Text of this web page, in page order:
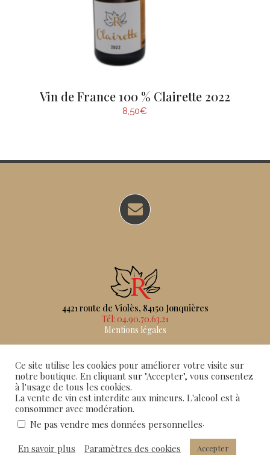
Vin de France 100 % Clairette 2022
8,50€
4421 route de Violès, 84150 Jonquières
Tél: 04.90.70.63.21
Mentions légales
Ce site utilise les cookies pour améliorer votre visite sur
notre boutique. En cliquant sur "Accepter", vous consentez
à l'usage de tous les cookies.
La vente de vin est interdite aux mineurs. L'alcool est à
consommer avec modération.
Ne pas vendre mes données personnelles.
En savoir plus Paramètres des cookies Accepter